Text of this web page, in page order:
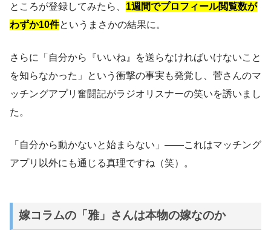
ところが登録してみたら、 1週間でプロフィール閲覧数が
わずか10件というまさかの結果に。
さらに「自分から『いいね』を送らなければいけないこと
を知らなかった」という衝撃の事実も発覚し、菅さんのマ
ッチングアプリ奮闘記がラジオリスナーの笑いを誘いまし
た。
「自分から動かないと始まらない」——これはマッチング
アプリ以外にも通じる真理ですね（笑）。
嫁コラムの「雅」さんは本物の嫁なのか